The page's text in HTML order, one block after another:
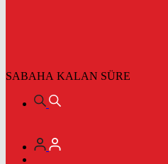
SABAHA KALAN SÜRE